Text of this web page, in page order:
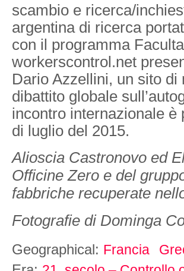
scambio e ricerca/
argentina di ricerca
con il programma
workerscontrol.net
Dario Azzellini, un sito
dibattito globale
incontro internazionale è
di luglio del 2015.
Alioscia Castronovo ed
Officine Zero e del
fabbriche recuperate
Fotografie di Dominga
Geographical: Francia